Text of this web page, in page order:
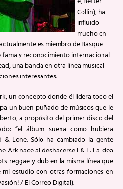
Collin), ha
influido
mucho en
es miembro de Basque
y reconocimiento internacional
una banda en otra línea musical
interesantes.
un concepto donde él lidera todo el
un buen puñado de músicos que le
a propósito del primer disco del
“el álbum suena como hubiera
Lone. Sólo ha cambiado la gente
Ark nace al deshacerse L& L. La idea
reggae y dub en la misma línea que
mi estudio con otras formaciones en
/ El Correo Digital).